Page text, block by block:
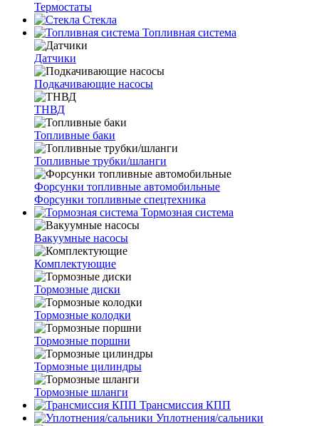
Термостаты
Стекла
Топливная система
Датчики
Подкачивающие насосы
ТНВД
Топливные баки
Топливные трубки/шланги
Форсунки топливные автомобильные
Форсунки топливные спецтехника
Тормозная система
Вакуумные насосы
Комплектующие
Тормозные диски
Тормозные колодки
Тормозные поршни
Тормозные цилиндры
Тормозные шланги
Трансмиссия КПП
Уплотнения/сальники